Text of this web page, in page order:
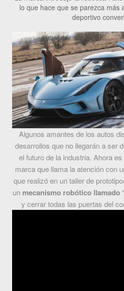
lo que hace que se parezca más
deportivo
Algunos amantes de los autos
desarrollos que no llegarán a ser
el futuro de la industria. Ahora
marca que llama la atención con
que realizó en un taller de
un mecanismo robótico llamado
y cerrar todas las puertas del